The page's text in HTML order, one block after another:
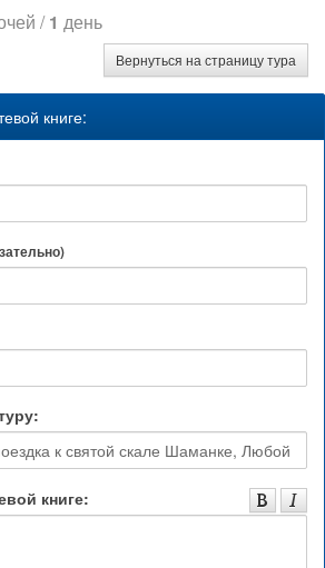
/1 день
Вернуться на страницу тура
книге:
к святой скале Шаманке, Любой
книге: